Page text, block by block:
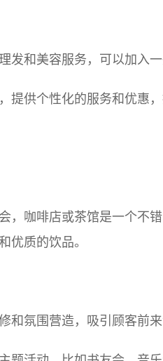
发和美容服务，可以加入
提供个性化的服务和优惠，
，咖啡店或茶馆是一个不
优质的饮品。
和氛围营造，吸引顾客前来